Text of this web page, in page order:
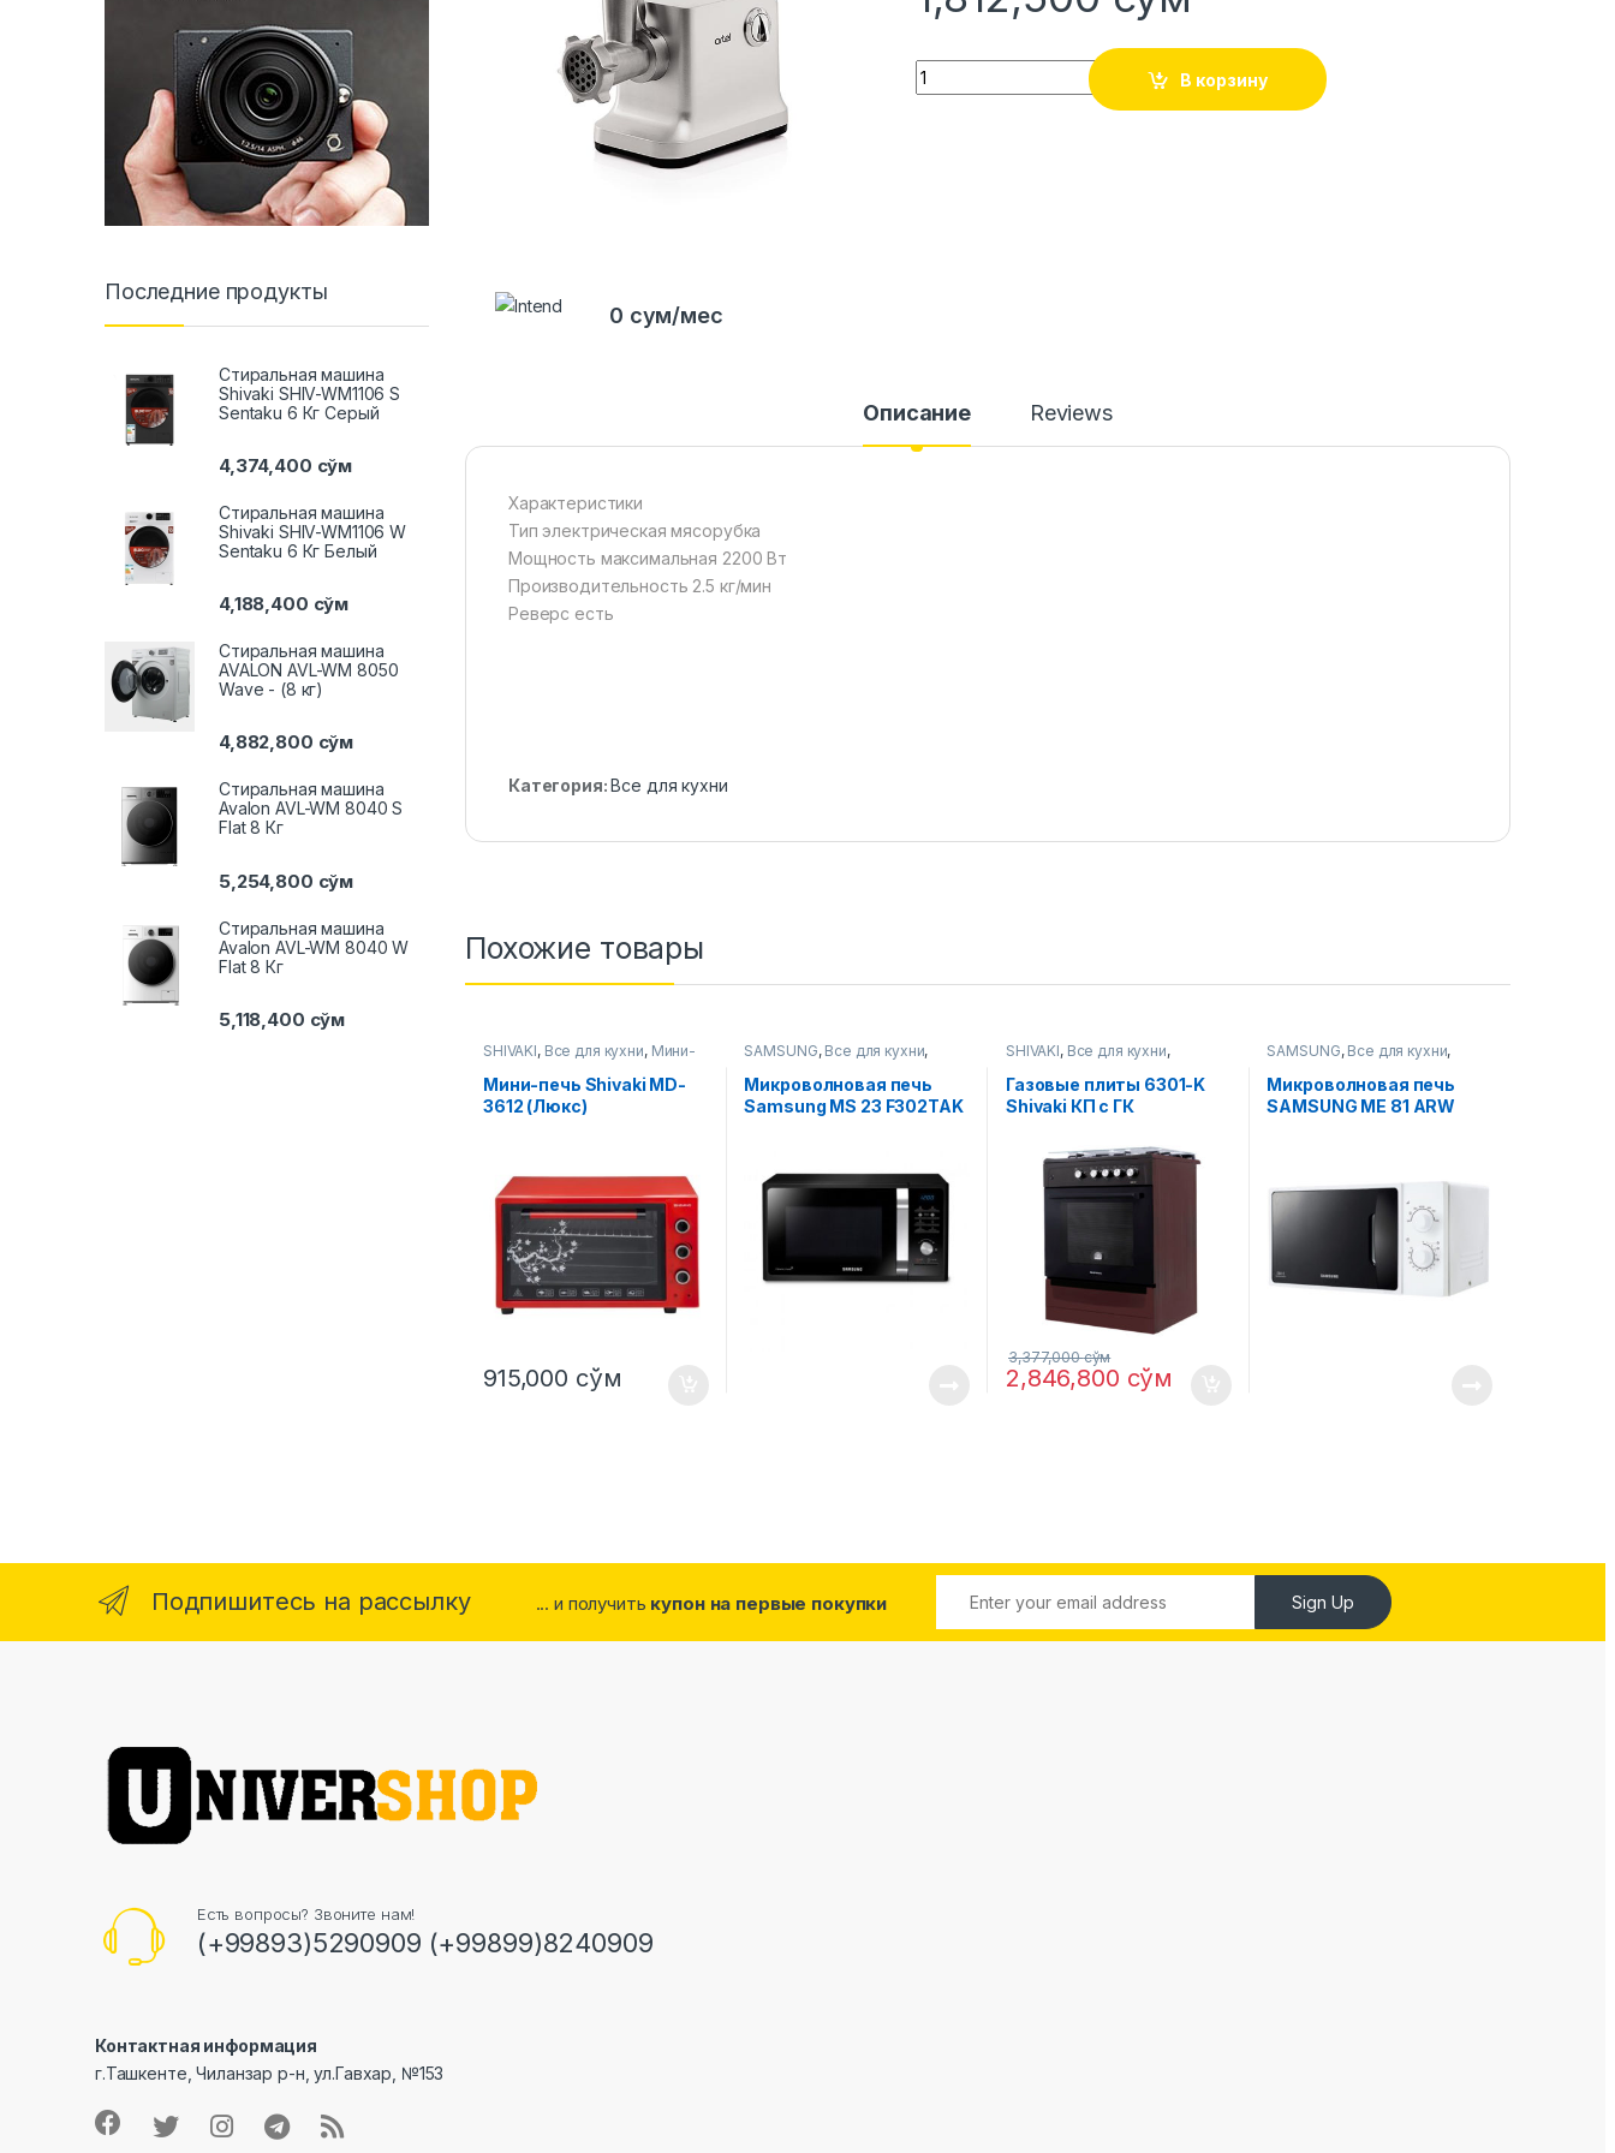
Quantity
В корзину
0 сум/мес
Описание Reviews
Характеристики
Тип электрическая мясорубка
Мощность максимальная 2200 Вт
Производительность 2.5 кг/мин
Реверс есть
Категория:Все для кухни
Похожие товары
SHIVAKI, Все для кухни, Мини-
Мини-печь Shivaki MD-
3612 (Люкс)
915,000 сўм
SAMSUNG, Все для кухни,
Микроволновые печи
Микроволновая печь
Samsung MS 23 F302TAK
SHIVAKI, Все для кухни,
Газовые плиты 6301-K
Shivaki КП с ГК
2,846,800 сўм
3,377,000сўм
SAMSUNG, Все для кухни,
Микроволновые печи
Микроволновая печь
SAMSUNG ME 81 ARW
Последние продукты
Стиральная машина
Shivaki SHIV-WM1106 S
Sentaku 6 Кг Серый
4,374,400 сўм
Стиральная машина
Shivaki SHIV-WM1106 W
Sentaku 6 Кг Белый
4,188,400 сўм
Стиральная машина
AVALON AVL-WM 8050
Wave - (8 кг)
4,882,800 сўм
Стиральная машина
Avalon AVL-WM 8040 S
Flat 8 Кг
5,254,800 сўм
Стиральная машина
Avalon AVL-WM 8040 W
Flat 8 Кг
5,118,400 сўм
Подпишитесь на рассылку ... и получить купон на первые покупки Sign Up
Есть вопросы? Звоните нам!
(+99893)5290909 (+99899)8240909
Контактная информация
г.Ташкенте, Чиланзар р-н, ул.Гавхар, №153